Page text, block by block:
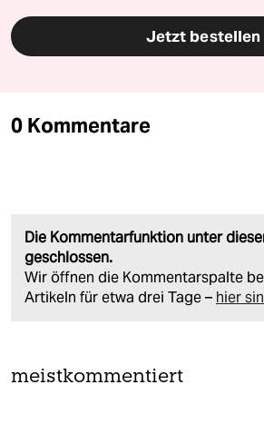
Jetzt bestellen
0 Kommentare
Die Kommentarfunktion unter
geschlossen.
Wir öffnen die Kommentarspalte
Artikeln für etwa drei Tage – hier
meistkommentiert